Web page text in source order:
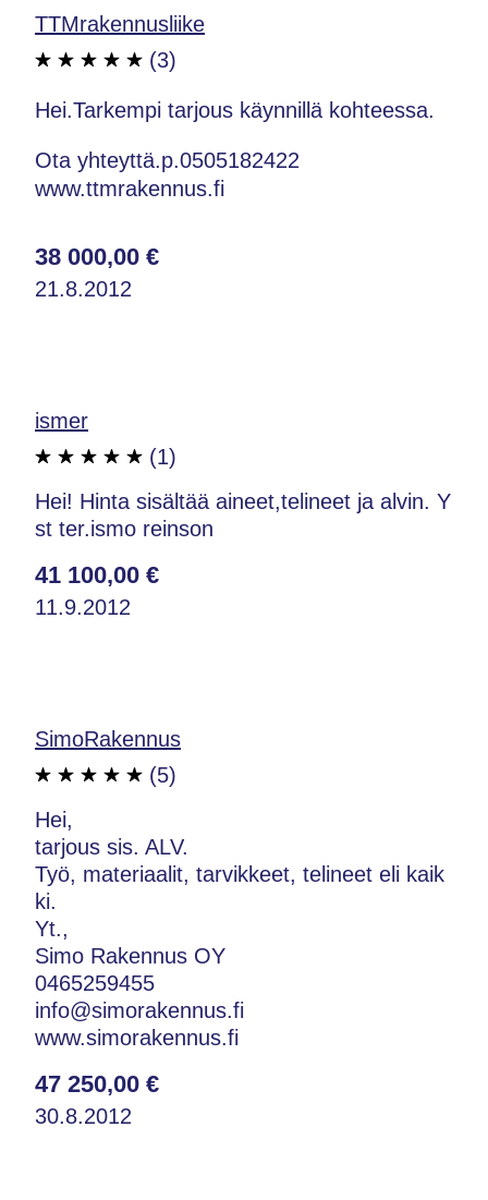
TTMrakennusliike
(3)
Hei.Tarkempi tarjous käynnillä kohteessa.
Ota yhteyttä.p.0505182422
www.ttmrakennus.fi
38 000,00 €
21.8.2012
ismer
(1)
Hei! Hinta sisältää aineet,telineet ja alvin. Y
st ter.ismo reinson
41 100,00 €
11.9.2012
SimoRakennus
(5)
Hei,
tarjous sis. ALV.
Työ, materiaalit, tarvikkeet, telineet eli kaik
ki.
Yt.,
Simo Rakennus OY
0465259455
info@simorakennus.fi
www.simorakennus.fi
47 250,00 €
30.8.2012